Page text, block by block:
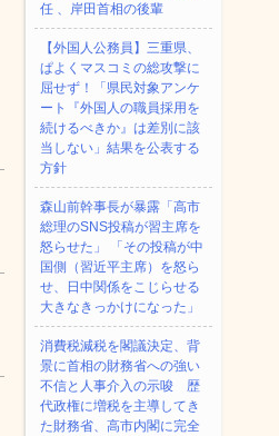
任 、岸田首相の後輩
【外国人公務員】三重県、
ぱよくマスコミの総攻撃に
屈せず！「県民対象アンケ
ート『外国人の職員採用を
続けるべきか』は差別に該
当しない」結果を公表する
方針
森山前幹事長が暴露「高市
総理のSNS投稿が習主席を
怒らせた」 「その投稿が中
国側（習近平主席）を怒ら
せ、日中関係をこじらせる
大きなきっかけになった」
消費税減税を閣議決定、背
景に首相の財務省への強い
不信と人事介入の示唆 歴
代政権に増税を主導してき
た財務省、高市内閣に完全